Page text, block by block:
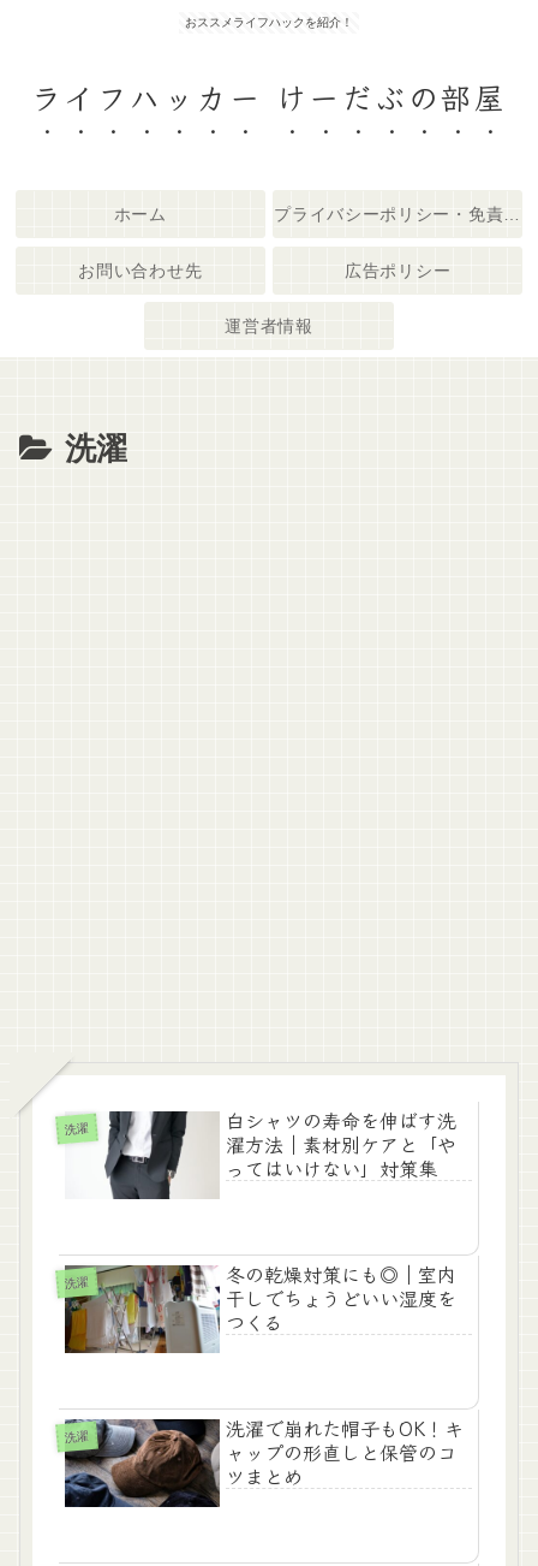
おススメライフハックを紹介！
ライフハッカー けーだぶの部屋
ホーム
お問い合わせ先 広告ポリシー
運営者情報
洗濯
洗濯
白シャツの寿命を伸ばす洗
濯方法｜素材別ケアと「や
ってはいけない」対策集
洗濯
冬の乾燥対策にも◎｜室内
干しでちょうどいい湿度を
つくる
洗濯
洗濯で崩れた帽子もOK！キ
ャップの形直しと保管のコ
ツまとめ